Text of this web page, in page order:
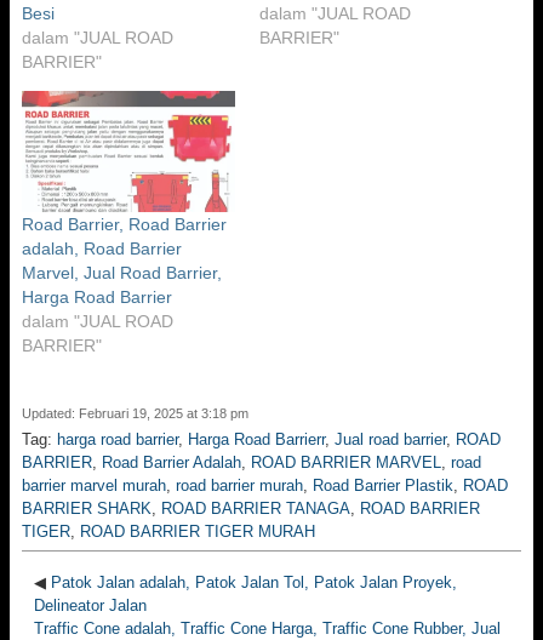
Besi
dalam "JUAL ROAD
BARRIER"
dalam "JUAL ROAD
BARRIER"
Road Barrier, Road Barrier
adalah, Road Barrier
Marvel, Jual Road Barrier,
Harga Road Barrier
dalam "JUAL ROAD
BARRIER"
Updated: Februari 19, 2025 at 3:18 pm
Tag: harga road barrier, Harga Road Barrierr, Jual road barrier, ROAD
BARRIER, Road Barrier Adalah, ROAD BARRIER MARVEL, road
barrier marvel murah, road barrier murah, Road Barrier Plastik, ROAD
BARRIER SHARK, ROAD BARRIER TANAGA, ROAD BARRIER
TIGER, ROAD BARRIER TIGER MURAH
◀ Patok Jalan adalah, Patok Jalan Tol, Patok Jalan Proyek,
Delineator Jalan
Traffic Cone adalah, Traffic Cone Harga, Traffic Cone Rubber, Jual